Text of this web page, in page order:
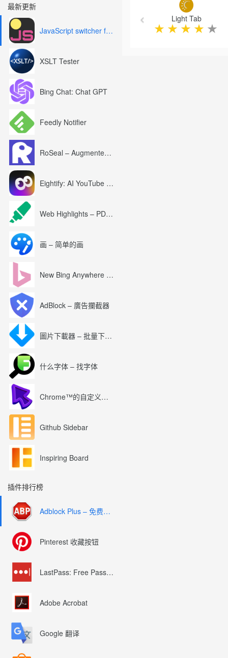
最新更新
JavaScript switcher for SEO and development
XSLT Tester
Bing Chat: Chat GPT
Feedly Notifier
RoSeal – Augmented Roblox Experience
Eightify: AI YouTube Summary with ChatGPT
Web Highlights – PDF & Web Highlighter
画 – 简单的画
New Bing Anywhere (Bing Chat GPT-4)
AdBlock – 廣告攔截器
圖片下載器 – 批量下載圖片
什么字体 – 找字体
Chrome™的自定义光标
Github Sidebar
Inspiring Board
插件排行榜
Adblock Plus – 免费的广告拦截器
Pinterest 收藏按钮
LastPass: Free Password Manager
Adobe Acrobat
Google 翻译
Light Tab
★ ★ ★ ★ ★